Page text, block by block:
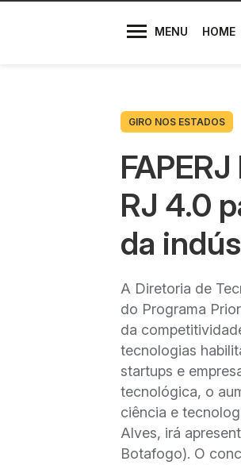
MENU HOME
Diretores
GIRO NOS ESTADOS
RJ 4.0
da
A Diretoria de
do Programa
da
tecnologias
startups e
tecnológica, o
ciência e
Alves, irá
Botafogo). O